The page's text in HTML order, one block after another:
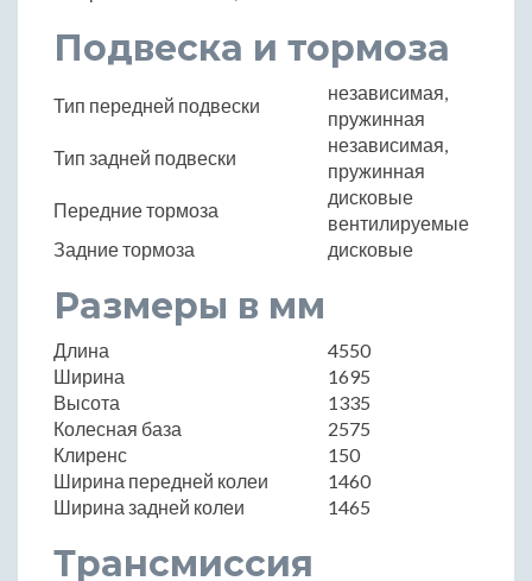
Подвеска и тормоза
Тип передней подвески
независимая,
пружинная
Тип задней подвески
независимая,
пружинная
Передние тормоза
дисковые
вентилируемые
Задние тормоза
дисковые
Размеры в мм
Длина
4550
Ширина
1695
Высота
1335
Колесная база
2575
Клиренс
150
Ширина передней колеи
1460
Ширина задней колеи
1465
Трансмиссия